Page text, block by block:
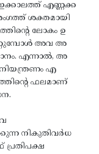
എണ്ണക്ക
ശക്തമായി
ലോകം ഉ
അവ അ
എന്നാല്‍, അ
എ
ഫലമാണ്
നികുതിവര്‍ധ